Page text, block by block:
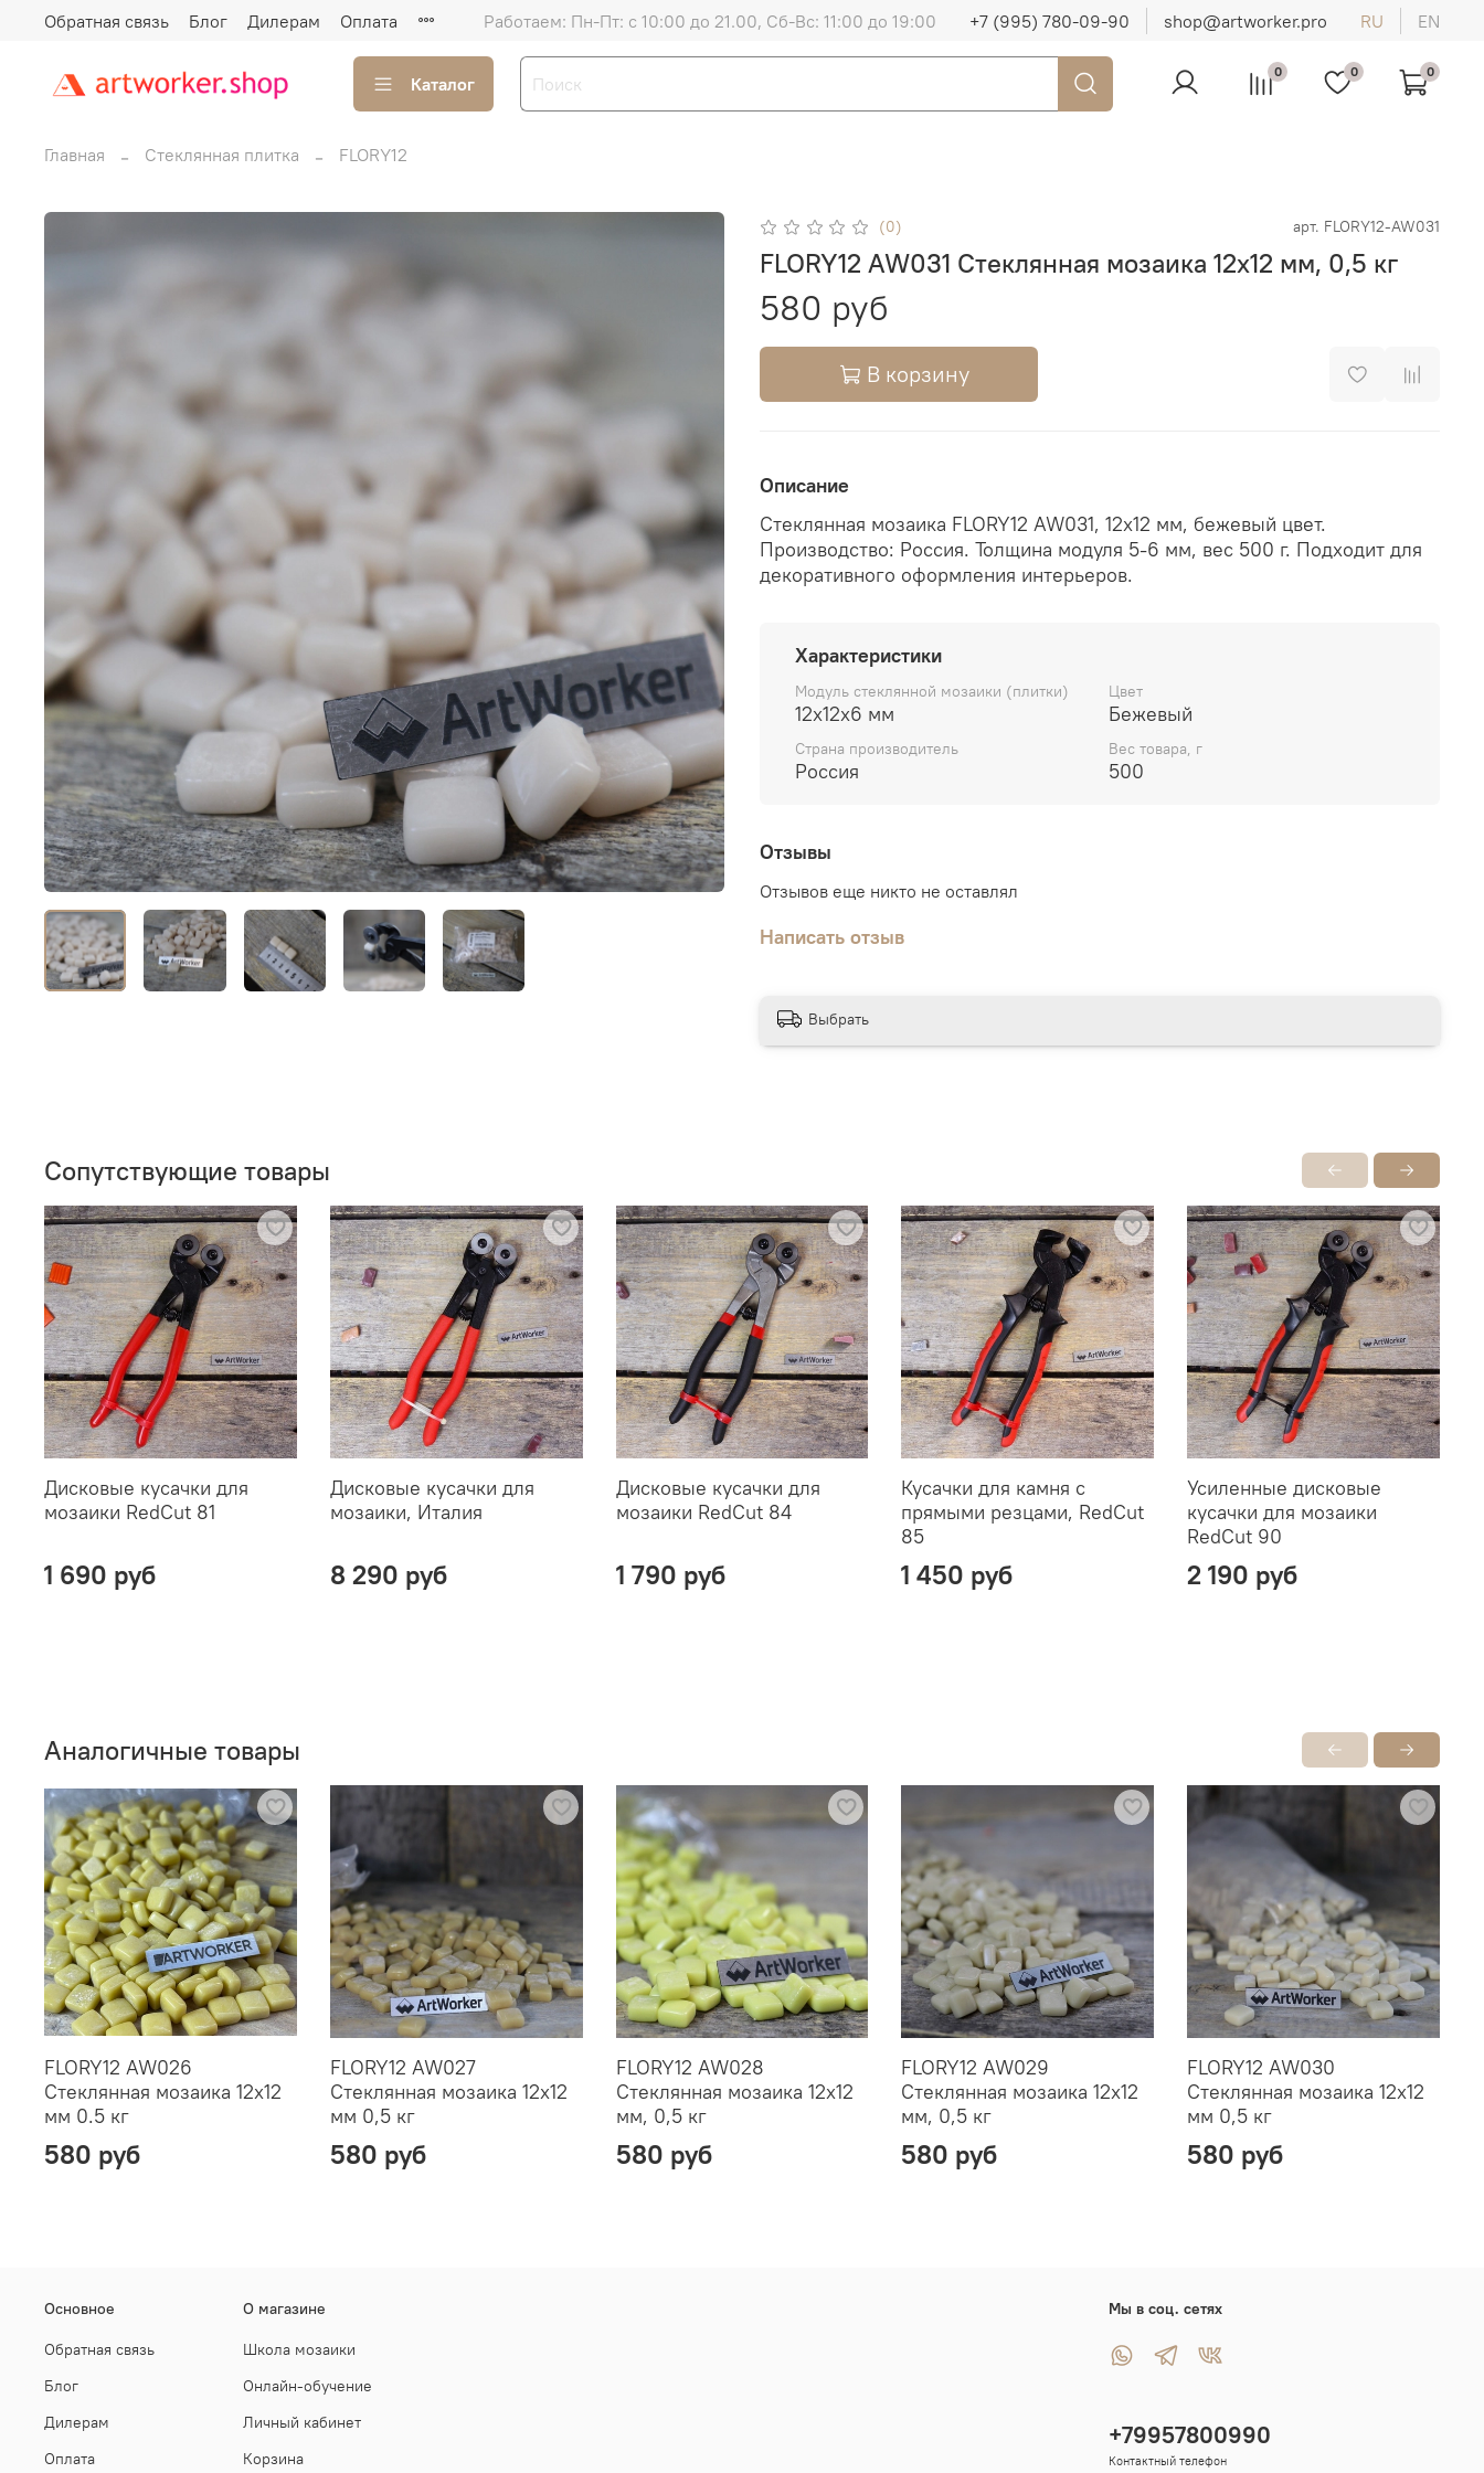
Обратная связь Блог Дилерам Оплата Работаем: Пн-Пт: с 10:00 до 21.00, Сб-Вс: 11:00 до 19:00 +7 (995) 780-09-90 shop@artworker.pro RU EN
Каталог
0 0 0
Главная Стеклянная плитка FLORY12
(0) арт. FLORY12-AW031
FLORY12 AW031 Стеклянная мозаика 12х12 мм, 0,5 кг
580 руб
В корзину
Описание
Стеклянная мозаика FLORY12 AW031, 12х12 мм, бежевый цвет.
Производство: Россия. Толщина модуля 5-6 мм, вес 500 г. Подходит для
декоративного оформления интерьеров.
Характеристики
Модуль стеклянной мозаики (плитки)
12х12х6 мм
Цвет
Бежевый
Страна производитель
Россия
Вес товара, г
500
Отзывы
Отзывов еще никто не оставлял
Написать отзыв
Выбрать
Сопутствующие товары
Дисковые кусачки для
мозаики RedCut 81
1 690 руб
Дисковые кусачки для
мозаики, Италия
8 290 руб
Дисковые кусачки для
мозаики RedCut 84
1 790 руб
Кусачки для камня с
прямыми резцами, RedCut
85
1 450 руб
Усиленные дисковые
кусачки для мозаики
RedCut 90
2 190 руб
Аналогичные товары
FLORY12 AW026
Стеклянная мозаика 12х12
мм 0.5 кг
580 руб
FLORY12 AW027
Стеклянная мозаика 12х12
мм 0,5 кг
580 руб
FLORY12 AW028
Стеклянная мозаика 12х12
мм, 0,5 кг
580 руб
FLORY12 AW029
Стеклянная мозаика 12х12
мм, 0,5 кг
580 руб
FLORY12 AW030
Стеклянная мозаика 12х12
мм 0,5 кг
580 руб
Основное
Обратная связь
Блог
Дилерам
Оплата
О магазине
Школа мозаики
Онлайн-обучение
Личный кабинет
Корзина
Мы в соц. сетях
+79957800990
Контактный телефон